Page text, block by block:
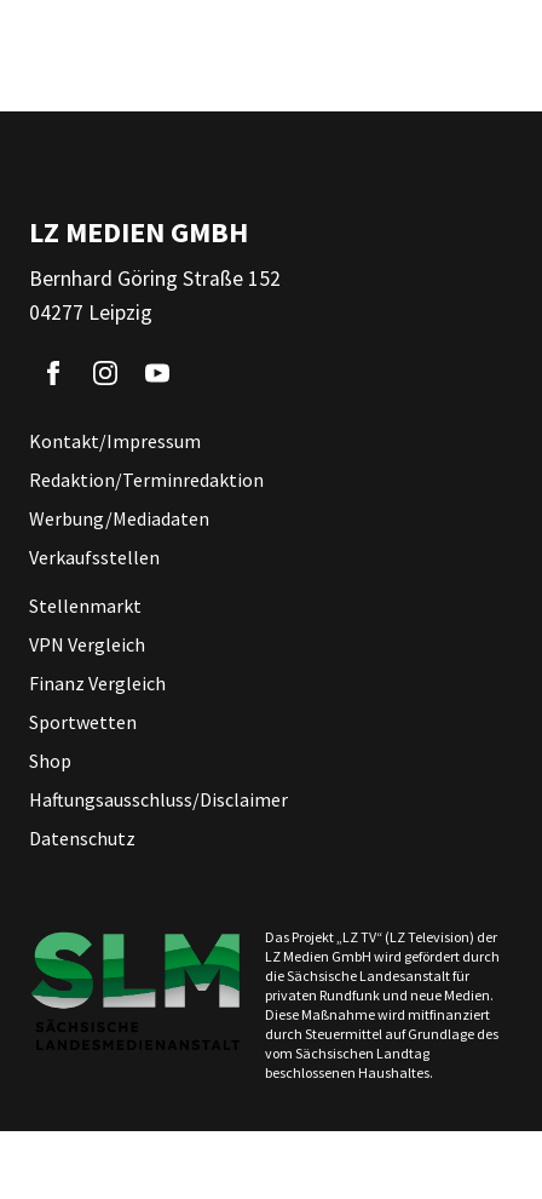
LZ MEDIEN GMBH
Bernhard Göring Straße 152
04277 Leipzig
Kontakt/Impressum
Redaktion/Terminredaktion
Werbung/Mediadaten
Verkaufsstellen
Stellenmarkt
VPN Vergleich
Finanz Vergleich
Sportwetten
Shop
Haftungsausschluss/Disclaimer
Datenschutz
Das Projekt „LZ TV“ (LZ Television) der
LZ Medien GmbH wird gefördert durch
die Sächsische Landesanstalt für
privaten Rundfunk und neue Medien.
Diese Maßnahme wird mitfinanziert
durch Steuermittel auf Grundlage des
vom Sächsischen Landtag
beschlossenen Haushaltes.